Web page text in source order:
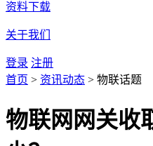
资料下载
关于我们
登录 注册
首页 > 资讯动态 > 物联话题
物联网网关收